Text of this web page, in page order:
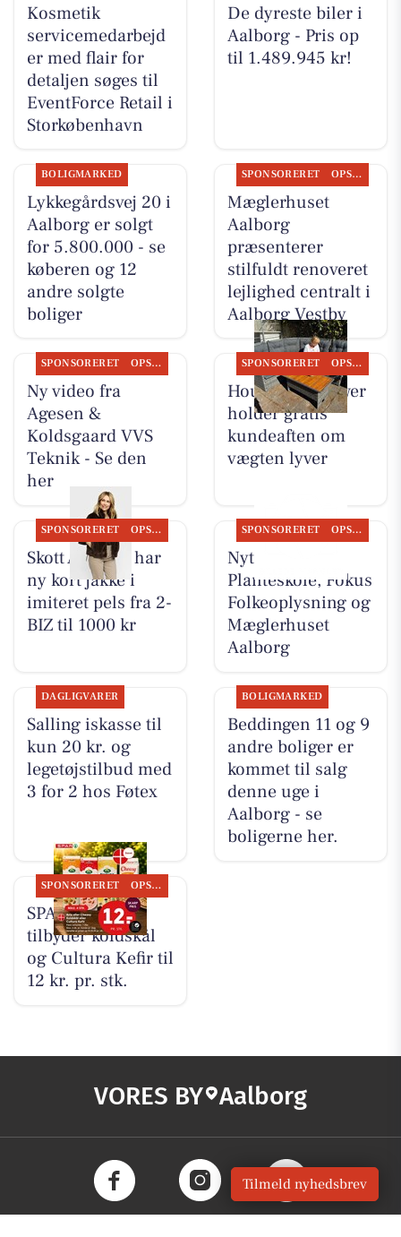
Kosmetik
servicemedarbejd
er med flair for
detaljen søges til
EventForce Retail i
Storkøbenhavn
De dyreste biler i
Aalborg - Pris op
til 1.489.945 kr!
BOLIGMARKED
Lykkegårdsvej 20 i
Aalborg er solgt
for 5.800.000 - se
køberen og 12
andre solgte
boliger
SPONSORERET OPSLAGSTAVLEN
Mæglerhuset
Aalborg
præsenterer
stilfuldt renoveret
lejlighed centralt i
Aalborg Vestby
SPONSORERET OPSLAGSTAVLEN
Ny video fra
Agesen &
Koldsgaard VVS
Teknik - Se den
her
SPONSORERET OPSLAGSTAVLEN
Houen Life Power
holder gratis
kundeaften om
vægten lyver
SPONSORERET OPSLAGSTAVLEN
Skott Aalborg har
ny kort jakke i
imiteret pels fra 2-
BIZ til 1000 kr
SPONSORERET OPSLAGSTAVLEN
Nyt fra Gug
Planteskole, Fokus
Folkeoplysning og
Mæglerhuset
Aalborg
DAGLIGVARER
Salling iskasse til
kun 20 kr. og
legetøjstilbud med
3 for 2 hos Føtex
BOLIGMARKED
Beddingen 11 og 9
andre boliger er
kommet til salg
denne uge i
Aalborg - se
boligerne her.
SPONSORERET OPSLAGSTAVLEN
SPAR Visse
tilbyder koldskål
og Cultura Kefir til
12 kr. pr. stk.
VORES BY Aalborg
Tilmeld nyhedsbrev